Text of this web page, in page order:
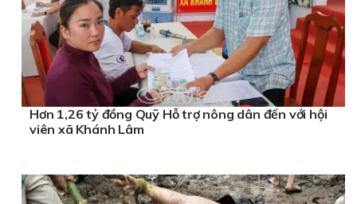
Hơn 1,26 tỷ đồng Quỹ Hỗ trợ nông dân đến với hội
viên xã Khánh Lâm